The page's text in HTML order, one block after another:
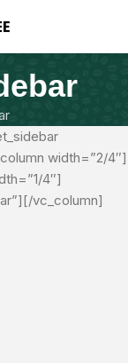
width=”2/4″]
4″]
vc_column]